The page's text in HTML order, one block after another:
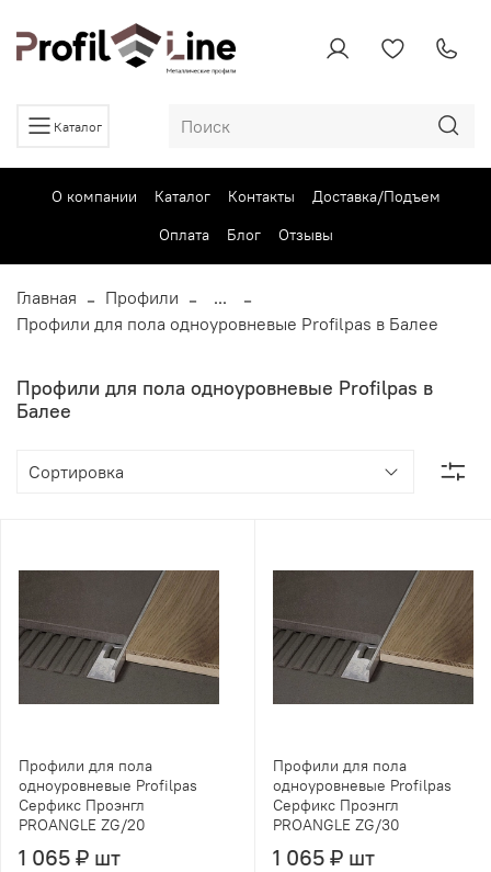
Каталог
О компании Каталог Контакты
Доставка/Подъем
Оплата
Блог Отзывы
Главная Профили
...
Профили для пола одноуровневые Profilpas в Балее
Профили для пола одноуровневые Profilpas в
Балее
Профили для пола
одноуровневые Profilpas
Серфикс Проэнгл
PROANGLE ZG/20
1 065 ₽ шт
Профили для пола
одноуровневые Profilpas
Серфикс Проэнгл
PROANGLE ZG/30
1 065 ₽ шт